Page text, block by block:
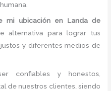
mi ubicación en Landa de
alternativa para lograr tus
y diferentes medios de
confiables y honestos,
de nuestros clientes, siendo